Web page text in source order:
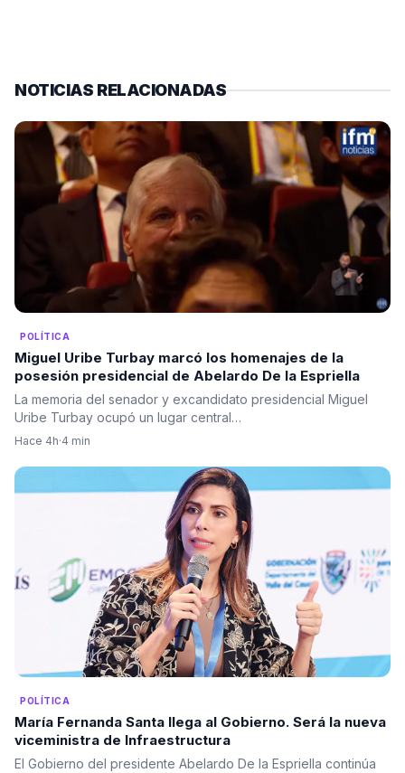
NOTICIAS RELACIONADAS
POLÍTICA
Miguel Uribe Turbay marcó los homenajes de la
posesión presidencial de Abelardo De la Espriella
La memoria del senador y excandidato presidencial Miguel
Uribe Turbay ocupó un lugar central…
Hace 4h·4 min
POLÍTICA
María Fernanda Santa llega al Gobierno. Será la nueva
viceministra de Infraestructura
El Gobierno del presidente Abelardo De la Espriella continúa